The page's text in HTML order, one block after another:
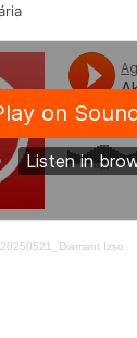
Izso